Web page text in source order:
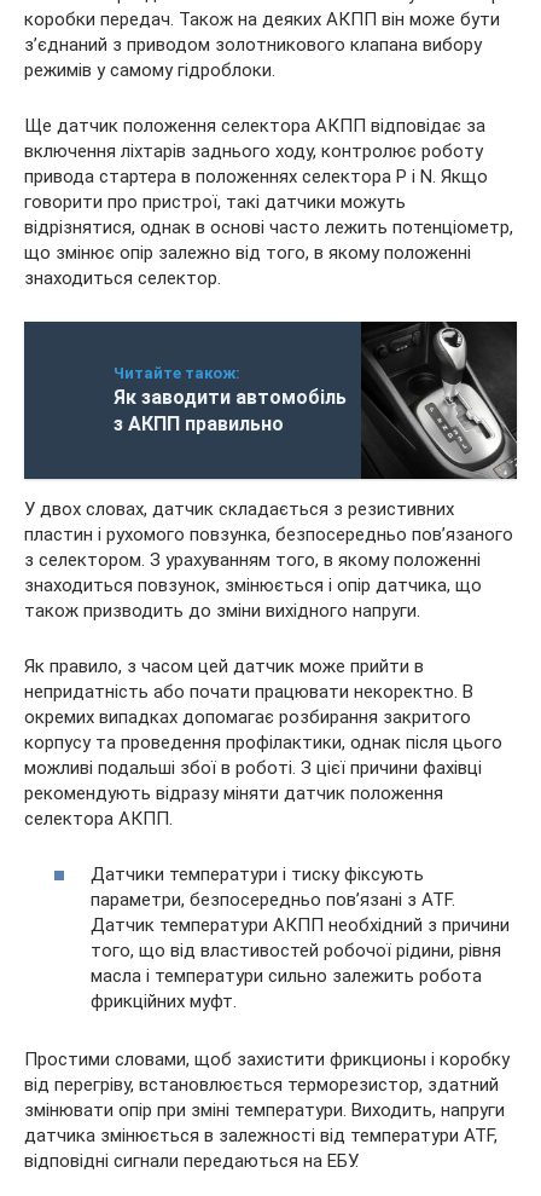
коробки передач. Також на деяких АКПП він може бути
з’єднаний з приводом золотникового клапана вибору
режимів у самому гідроблоки.
Ще датчик положення селектора АКПП відповідає за
включення ліхтарів заднього ходу, контролює роботу
привода стартера в положеннях селектора P і N. Якщо
говорити про пристрої, такі датчики можуть
відрізнятися, однак в основі часто лежить потенціометр,
що змінює опір залежно від того, в якому положенні
знаходиться селектор.
Читайте також:
Як заводити автомобіль
з АКПП правильно
У двох словах, датчик складається з резистивних
пластин і рухомого повзунка, безпосередньо пов’язаного
з селектором. З урахуванням того, в якому положенні
знаходиться повзунок, змінюється і опір датчика, що
також призводить до зміни вихідного напруги.
Як правило, з часом цей датчик може прийти в
непридатність або почати працювати некоректно. В
окремих випадках допомагає розбирання закритого
корпусу та проведення профілактики, однак після цього
можливі подальші збої в роботі. З цієї причини фахівці
рекомендують відразу міняти датчик положення
селектора АКПП.
Датчики температури і тиску фіксують
параметри, безпосередньо пов’язані з ATF.
Датчик температури АКПП необхідний з причини
того, що від властивостей робочої рідини, рівня
масла і температури сильно залежить робота
фрикційних муфт.
Простими словами, щоб захистити фрикционы і коробку
від перегріву, встановлюється терморезистор, здатний
змінювати опір при зміні температури. Виходить, напруги
датчика змінюється в залежності від температури ATF,
відповідні сигнали передаються на ЕБУ.